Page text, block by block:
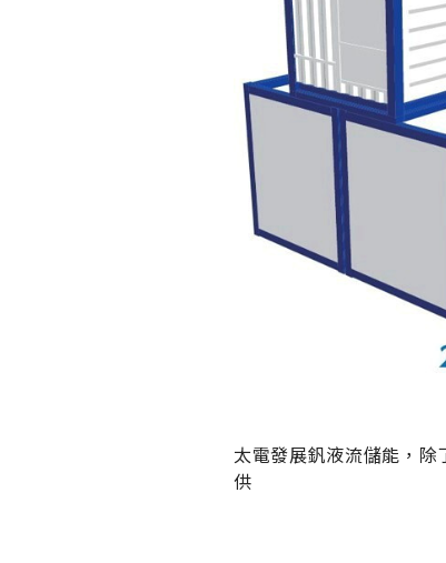
太電發展釩液流儲能，
供